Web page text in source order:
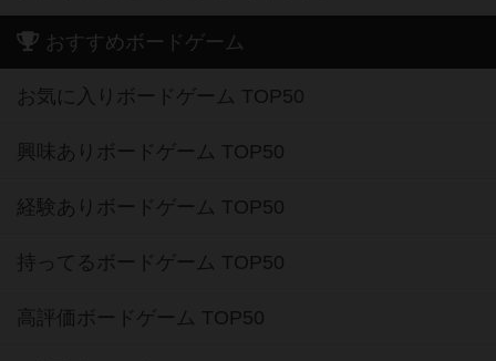
おすすめボードゲーム
お気に入りボードゲーム TOP50
興味ありボードゲーム TOP50
経験ありボードゲーム TOP50
持ってるボードゲーム TOP50
高評価ボードゲーム TOP50